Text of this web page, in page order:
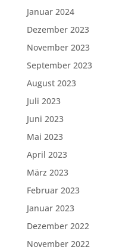
Januar 2024
Dezember 2023
November 2023
September 2023
August 2023
Juli 2023
Juni 2023
Mai 2023
April 2023
März 2023
Februar 2023
Januar 2023
Dezember 2022
November 2022